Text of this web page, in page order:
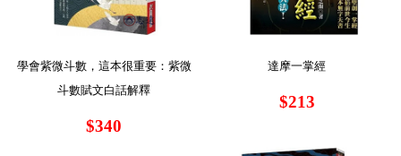
學會紫微斗數，這本很重要：紫微
斗數賦文白話解釋
$340
達摩一掌經
$213